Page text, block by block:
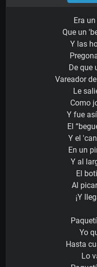
Era un
Que un
Y las
De que
Vareador
Le
Como
Y fue
El
Y el
En un
Y al
El
Al
¡Y
Yo
Hasta
Lo